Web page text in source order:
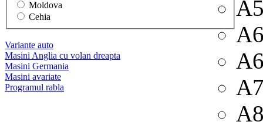
Moldova
Cehia
Variante auto
Masini Anglia cu volan dreapta
Masini Germania
Masini avariate
Programul rabla